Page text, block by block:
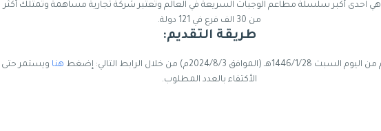
م وهي احدى أكبر سلسلة مطاعم الوجبات السريعة في العالم وتعتبر شركة تجارية مساهمة وتمتلك أكثر
من 30 الف فرع في 121 دولة.
طريقة التقديم:
1/28هـ (الموافق 2024/8/3م) من خلال الرابط التالي: إضغط هنا ويستمر حتى
الأكتفاء بالعدد المطلوب.